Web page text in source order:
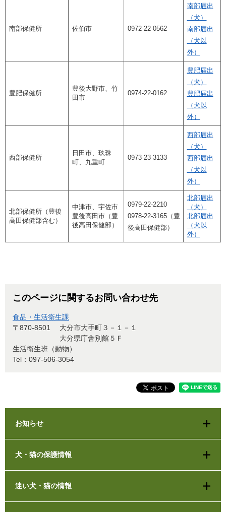
南部保健所 佐伯市 0972-22-0562
南部届出
（犬）
南部届出
（犬以
外）
豊肥保健所
豊後大野市、竹
田市
0974-22-0162
豊肥届出
（犬）
豊肥届出
（犬以
外）
西部保健所
日田市、玖珠
町、九重町
0973-23-3133
西部届出
（犬）
西部届出
（犬以
外）
北部保健所（豊後
高田保健部含む）
中津市、宇佐市
豊後高田市（豊
後高田保健部）
0979-22-2210
​0978-22-3165（豊
後高田保健部）
北部届出
（犬）
北部届出
（犬以
外）
このページに関するお問い合わせ先
食品・生活衛生課
〒870-8501
大分市大手町３－１－１
大分県庁舎別館５Ｆ
生活衛生班（動物）
Tel：097-506-3054
お知らせ
犬・猫の保護情報
迷い犬・猫の情報